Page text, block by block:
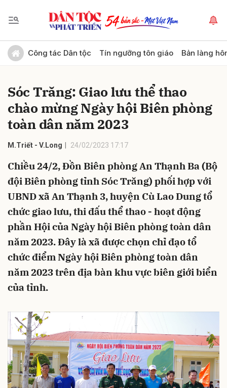
Công tác Dân tộc Tín ngưỡng tôn giáo Bản làng
Sóc Trăng: Giao lưu thể thao
chào mừng Ngày hội Biên phòng
toàn dân năm 2023
M.Triết - V.Long 24/02/2023 17:17
Chiều 24/2, Đồn Biên phòng An Thạnh Ba (Bộ
đội Biên phòng tỉnh Sóc Trăng) phối hợp với
UBND xã An Thạnh 3, huyện Cù Lao Dung tổ
chức giao lưu, thi đấu thể thao - hoạt động
phần Hội của Ngày hội Biên phòng toàn dân
năm 2023. Đây là xã được chọn chỉ đạo tổ
chức điểm Ngày hội Biên phòng toàn dân
năm 2023 trên địa bàn khu vực biên giới biển
của tỉnh.
Gửi bình luận